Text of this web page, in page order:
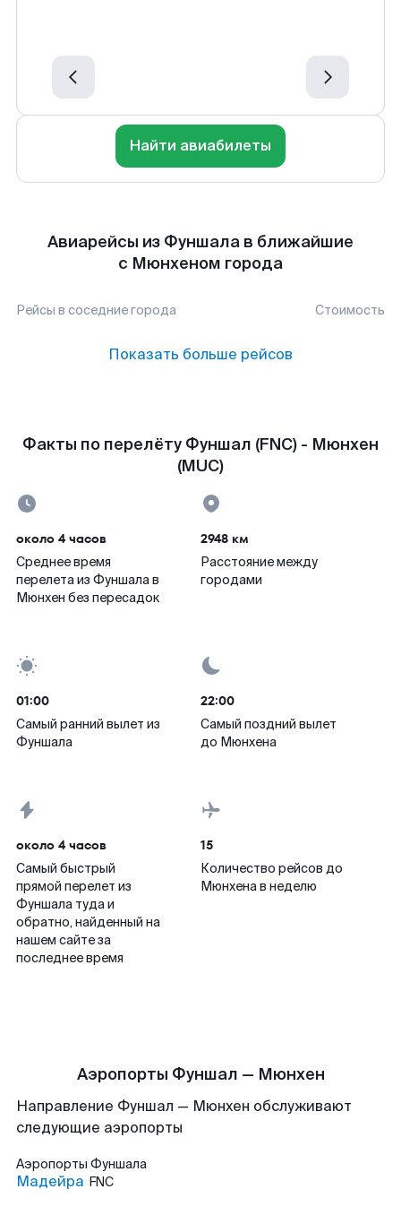
Найти авиабилеты
Авиарейсы из Фуншала в ближайшие
с Мюнхеном города
Рейсы в соседние города Стоимость
Показать больше рейсов
Факты по перелёту Фуншал (FNC) - Мюнхен
(MUC)
около 4 часов
Среднее время
перелета из Фуншала в
Мюнхен без пересадок
2948 км
Расстояние между
городами
01:00
Самый ранний вылет из
Фуншала
22:00
Самый поздний вылет
до Мюнхена
около 4 часов
Самый быстрый
прямой перелет из
Фуншала туда и
обратно, найденный на
нашем сайте за
последнее время
15
Количество рейсов до
Мюнхена в неделю
Аэропорты Фуншал — Мюнхен
Направление Фуншал — Мюнхен обслуживают
следующие аэропорты
Аэропорты Фуншала
Мадейра FNC